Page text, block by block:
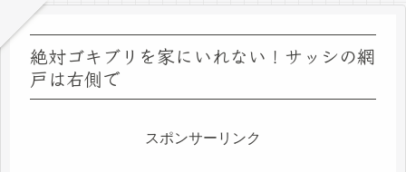
絶対ゴキブリを家にいれない！サッシの網
戸は右側で
スポンサーリンク